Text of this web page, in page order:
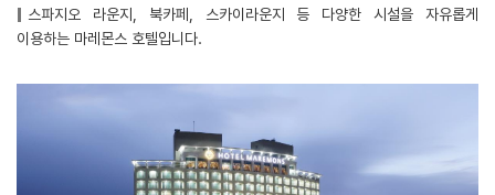
스파지오 라운지, 북카페, 스카이라운지 등 다양한 시설을 자유롭게
이용하는 마레몬스 호텔입니다.